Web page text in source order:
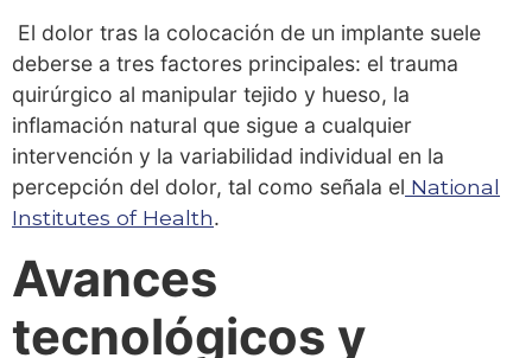
El dolor tras la colocación de un implante suele
deberse a tres factores principales: el trauma
quirúrgico al manipular tejido y hueso, la
inflamación natural que sigue a cualquier
intervención y la variabilidad individual en la
percepción del dolor, tal como señala el National
Institutes of Health.
Avances
tecnológicos y